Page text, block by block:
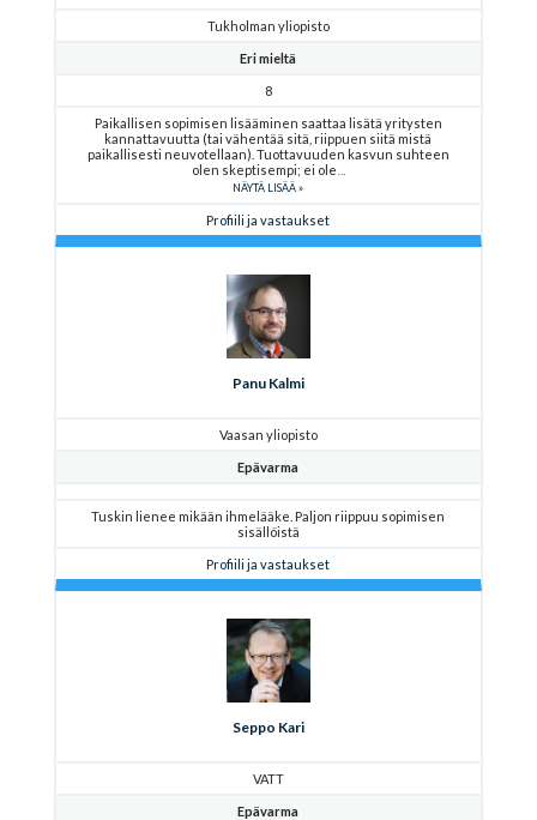
Tukholman yliopisto
Eri mieltä
8
Paikallisen sopimisen lisääminen saattaa lisätä yritysten
kannattavuutta (tai vähentää sitä, riippuen siitä mistä
paikallisesti neuvotellaan). Tuottavuuden kasvun suhteen
olen skeptisempi; ei ole
NÄYTÄ LISÄÄ
Profiili ja vastaukset
Panu Kalmi
Vaasan yliopisto
Epävarma
Tuskin lienee mikään ihmelääke. Paljon riippuu sopimisen
sisällöistä
Profiili ja vastaukset
Seppo Kari
VATT
Epävarma